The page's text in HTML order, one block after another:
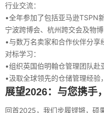
行业交流：
•全年参加了包括亚马逊TSPN
宁波跨博会、杭州跨交会及物
•与数万名卖家和合作伙伴分享
对标学习：
•组织英国伯明翰仓管理团队赴
•汲取全球领先的仓储管理经验
展望2026：与您携手
回首2025，我们步履铿锵，硕